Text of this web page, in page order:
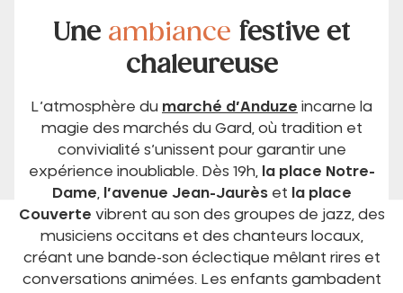
Une ambiance festive et
chaleureuse
L’atmosphère du marché d’Anduze incarne la
magie des marchés du Gard, où tradition et
convivialité s’unissent pour garantir une
expérience inoubliable. Dès 19h, la place Notre-
Dame, l’avenue Jean-Jaurèset
la place
Couverte vibrent au son des groupes de jazz, des
musiciens occitans et des chanteurs locaux,
créant une bande-son éclectique mêlant rires et
conversations animées. Les enfants gambadent